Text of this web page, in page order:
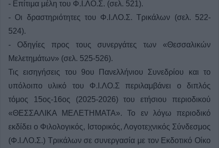
- Επίτιμα μέλη του Φ.Ι.ΛΟ.Σ. (σελ. 521).
- Οι δραστηριότητες του Φ.Ι.ΛΟ.Σ. Τρικάλων (σελ. 522-
524).
- Οδηγίες προς τους συνεργάτες των «Θεσσαλικών
Μελετημάτων» (σελ. 525-526).
Τις εισηγήσεις του 9ου Πανελλήνιου Συνεδρίου και το
υπόλοιπο υλικό του Φ.Ι.ΛΟ.Σ περιλαμβάνει ο διπλός
τόμος 15ος-16ος (2025-2026) του ετήσιου περιοδικού
«ΘΕΣΣΑΛΙΚΑ ΜΕΛΕΤΗΜΑΤΑ». Το εν λόγω περιοδικό
εκδίδει ο Φιλολογικός, Ιστορικός, Λογοτεχνικός Σύνδεσμος
(Φ.Ι.ΛΟ.Σ.) Τρικάλων σε συνεργασία με τον Εκδοτικό Οίκο